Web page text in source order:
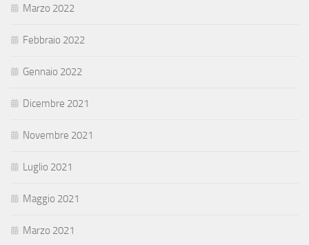
Marzo 2022
Febbraio 2022
Gennaio 2022
Dicembre 2021
Novembre 2021
Luglio 2021
Maggio 2021
Marzo 2021